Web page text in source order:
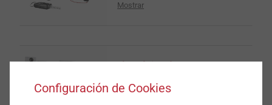
Mostrar
electrónica de consumo
Mostrar
Configuración de Cookies